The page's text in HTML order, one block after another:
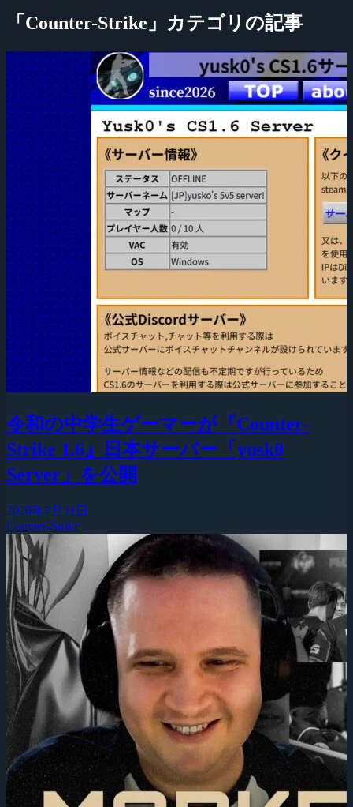
「Counter-Strike」カテゴリの記事
令和の中学生ゲーマーが『Counter-
Strike 1.6』日本サーバー「yusk0
Server」を公開
2026年7月31日
Counter-Strike